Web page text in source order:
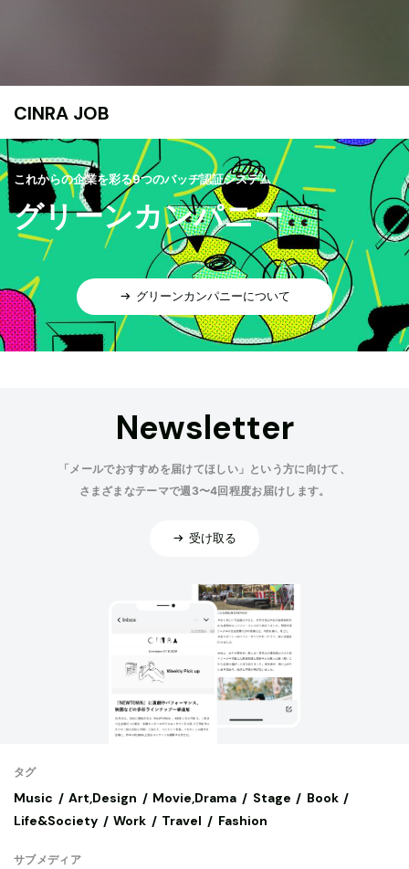
CINRA JOB
これからの企業を彩る9つのバッヂ認証システム
グリーンカンパニー
グリーンカンパニーについて
Newsletter
「メールでおすすめを届けてほしい」という方に向けて、
さまざまなテーマで週3〜4回程度お届けします。
受け取る
タグ
Music Art,Design Movie,Drama Stage
Book
Life&Society
Work Travel Fashion
サブメディア